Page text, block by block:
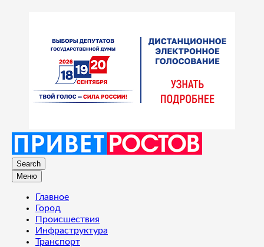
Search
Меню
Главное
Город
Происшествия
Инфраструктура
Транспорт